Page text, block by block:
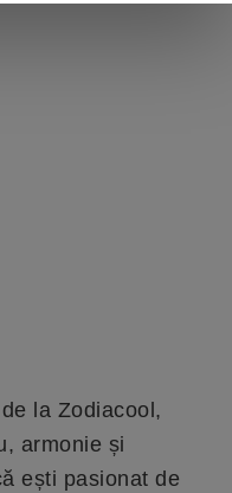
la Zodiacool,
armonie și
ești pasionat de